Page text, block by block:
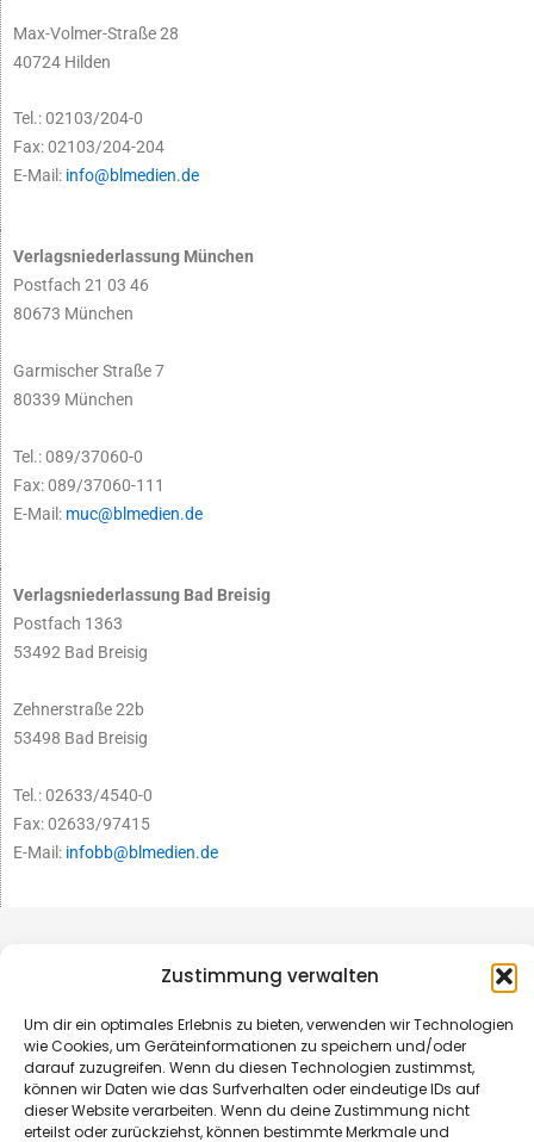
Zustimmung verwalten
Um dir ein optimales Erlebnis zu bieten, verwenden wir Technologien
wie Cookies, um Geräteinformationen zu speichern und/oder
darauf zuzugreifen. Wenn du diesen Technologien zustimmst,
können wir Daten wie das Surfverhalten oder eindeutige IDs auf
dieser Website verarbeiten. Wenn du deine Zustimmung nicht
erteilst oder zurückziehst, können bestimmte Merkmale und
Max-Volmer-Straße 28
40724 Hilden
Tel.: 02103/204-0
Fax: 02103/204-204
E-Mail: info@blmedien.de
Verlagsniederlassung München
Postfach 21 03 46
80673 München
Garmischer Straße 7
80339 München
Tel.: 089/37060-0
Fax: 089/37060-111
E-Mail: muc@blmedien.de
Verlagsniederlassung Bad Breisig
Postfach 1363
53492 Bad Breisig
Zehnerstraße 22b
53498 Bad Breisig
Tel.: 02633/4540-0
Fax: 02633/97415
E-Mail: infobb@blmedien.de